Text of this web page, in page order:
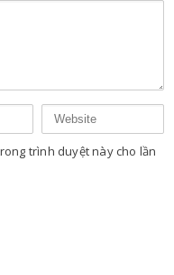
trình duyệt này cho lần